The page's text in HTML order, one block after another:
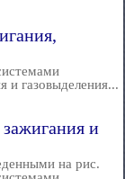
и газовыделения...
и
на рис.